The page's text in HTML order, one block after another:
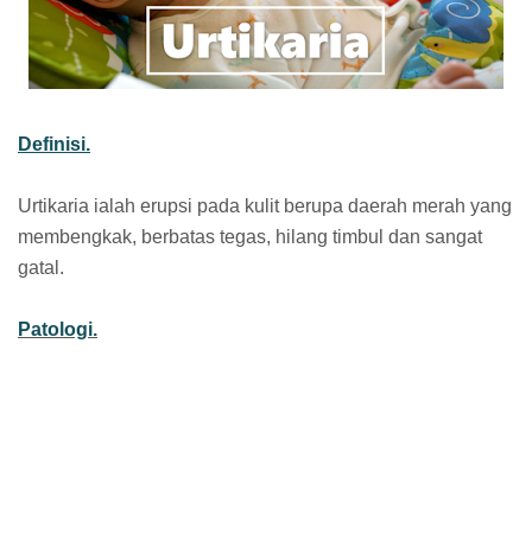
Definisi.
Urtikaria ialah erupsi pada kulit berupa daerah merah yang
membengkak, berbatas tegas, hilang timbul dan sangat
gatal.
Patologi.